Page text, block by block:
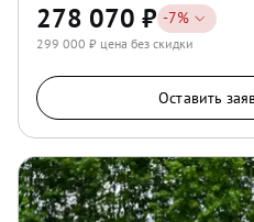
278 070 ₽ -7%
299 000 ₽ цена без скидки
Оставить